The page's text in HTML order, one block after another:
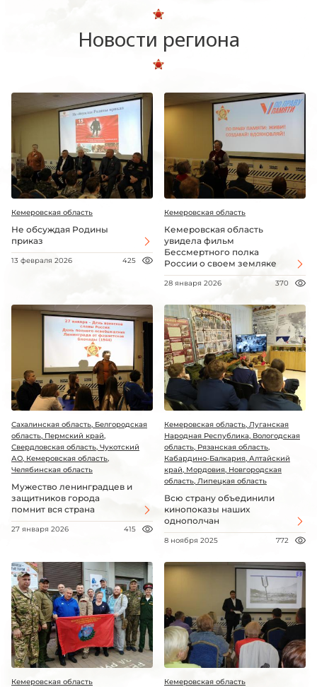
Новости региона
Кемеровская область
Не обсуждая Родины
приказ
13 февраля 2026 425
Кемеровская область
Кемеровская область
увидела фильм
Бессмертного полка
России о своем земляке
28 января 2026 370
Сахалинская область, Белгородская
область, Пермский край,
Свердловская область, Чукотский
АО, Кемеровская область,
Челябинская область
Мужество ленинградцев и
защитников города
помнит вся страна
27 января 2026 415
Кемеровская область, Луганская
Народная Республика, Вологодская
область, Рязанская область,
Кабардино-Балкария, Алтайский
край, Мордовия, Новгородская
область, Липецкая область
Всю страну объединили
кинопоказы наших
однополчан
8 ноября 2025 772
Кемеровская область Кемеровская область